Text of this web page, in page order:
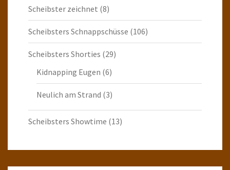
Scheibster zeichnet (8)
Scheibsters Schnappschüsse (106)
Scheibsters Shorties (29)
Kidnapping Eugen (6)
Neulich am Strand (3)
Scheibsters Showtime (13)